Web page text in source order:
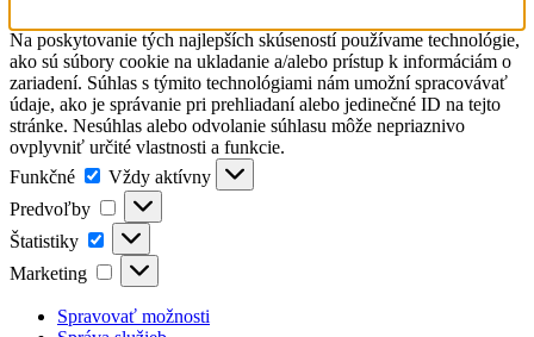
Na poskytovanie tých najlepších skúseností používame technológie,
ako sú súbory cookie na ukladanie a/alebo prístup k informáciám o
zariadení. Súhlas s týmito technológiami nám umožní spracovávať
údaje, ako je správanie pri prehliadaní alebo jedinečné ID na tejto
stránke. Nesúhlas alebo odvolanie súhlasu môže nepriaznivo
ovplyvniť určité vlastnosti a funkcie.
Funkčné
Funkčné
Vždy aktívny
Predvoľby
Predvoľby
Štatistiky Štatistiky
Marketing Marketing
Spravovať možnosti